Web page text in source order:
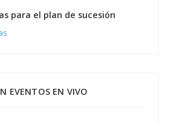
para el plan de sucesión
EVENTOS EN VIVO